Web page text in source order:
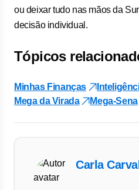
ou deixar tudo nas mãos da
decisão individual.
Tópicos
Minhas Finanças
Mega da Virada
Mega-Sena
Carla